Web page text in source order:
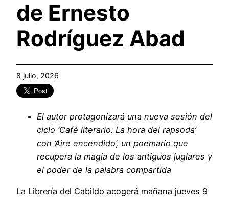
de Ernesto
Rodríguez Abad
8 julio, 2026
El autor protagonizará una nueva sesión del
ciclo ‘Café literario: La hora del rapsoda’
con ‘Aire encendido’, un poemario que
recupera la magia de los antiguos juglares y
el poder de la palabra compartida
La Librería del Cabildo acogerá mañana jueves 9